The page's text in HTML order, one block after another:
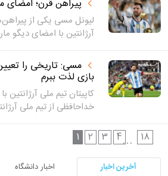
پیراهن قرن؛
لیونل مسی یکی از
آرژانتین با امضای دیگو
مسی: تاریخی را
بازی لذت ببرم
کاپیتان تیم ملی آرژانتین
خداحافظی از تیم ملی
1
2 3 4... 18
آخرین اخبار
اخبار دانشگاه